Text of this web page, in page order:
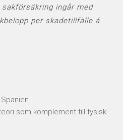
ingår med
per skadetillfälle á
som komplement till fysisk